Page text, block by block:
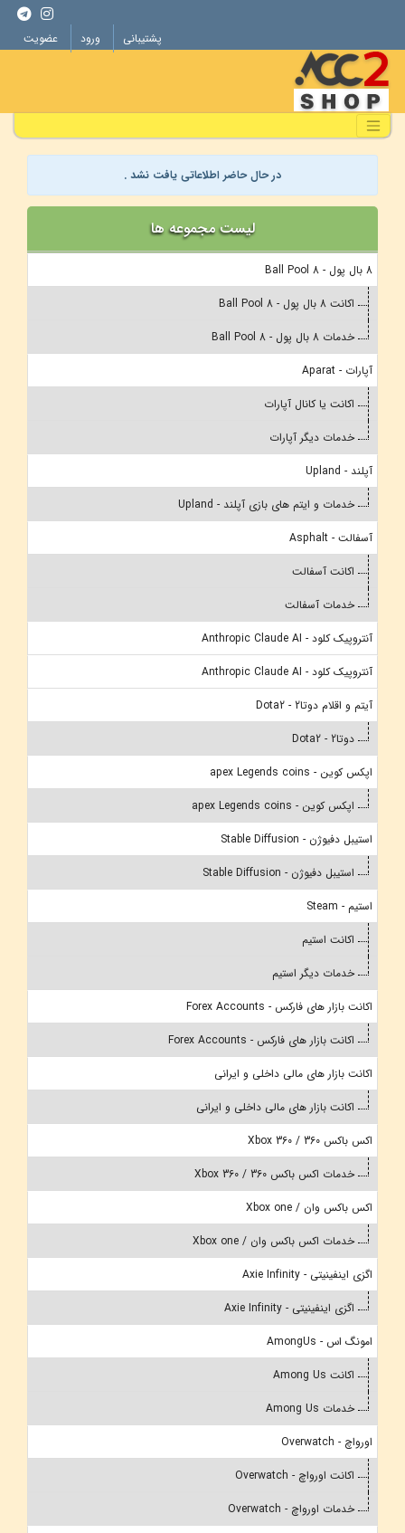
پشتیبانی ورود عضویت
در حال حاضر اطلاعاتی یافت نشد .
لیست مجموعه ها
8 بال پول - 8 Ball Pool
اکانت 8 بال پول - 8 Ball Pool
خدمات 8 بال پول - 8 Ball Pool
آپارات - Aparat
اکانت یا کانال آپارات
خدمات دیگر آپارات
آپلند - Upland
خدمات و ایتم های بازی آپلند - Upland
آسفالت - Asphalt
اکانت آسفالت
خدمات آسفالت
آنتروپیک کلود - Anthropic Claude AI
آنتروپیک کلود - Anthropic Claude AI
آیتم و اقلام دوتا2 - Dota2
دوتا2 - Dota2
اپکس کوین - apex Legends coins
اپکس کوین - apex Legends coins
استیبل دفیوژن - Stable Diffusion
استیبل دفیوژن - Stable Diffusion
استیم - Steam
اکانت استیم
خدمات دیگر استیم
اکانت بازار های فارکس - Forex Accounts
اکانت بازار های فارکس - Forex Accounts
اکانت بازار های مالی داخلی و ایرانی
اکانت بازار های مالی داخلی و ایرانی
اکس باکس 360 / Xbox 360
خدمات اکس باکس 360 / Xbox 360
اکس باکس وان / Xbox one
خدمات اکس باکس وان / Xbox one
اگزی اینفینیتی - Axie Infinity
اگزی اینفینیتی - Axie Infinity
امونگ اس - AmongUs
اکانت Among Us
خدمات Among Us
اورواچ - Overwatch
اکانت اورواچ - Overwatch
خدمات اورواچ - Overwatch